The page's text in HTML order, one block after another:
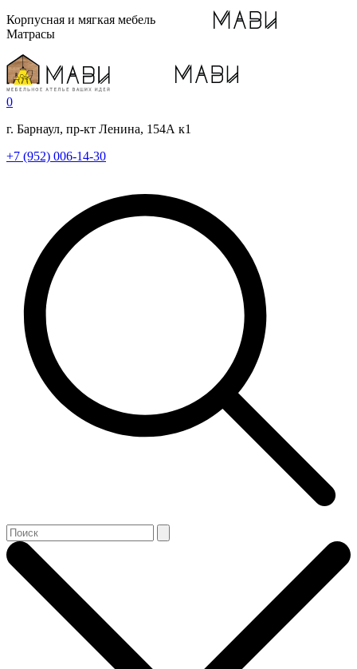
Корпусная и мягкая мебель
Матрасы
0
г. Барнаул, пр-кт Ленина, 154А к1
+7 (952) 006-14-30